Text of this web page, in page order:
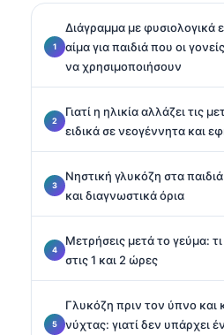
Διάγραμμα με φυσιολογικά
αίμα για παιδιά που οι
να χρησιμοποιήσουν
Γιατί η ηλικία αλλάζει τις
ειδικά σε νεογέννητα και
Νηστική γλυκόζη στα
και διαγνωστικά όρια
Μετρήσεις μετά το γεύμα:
στις 1 και 2 ώρες
Γλυκόζη πριν τον ύπνο και
νύχτας: γιατί δεν υπάρχει